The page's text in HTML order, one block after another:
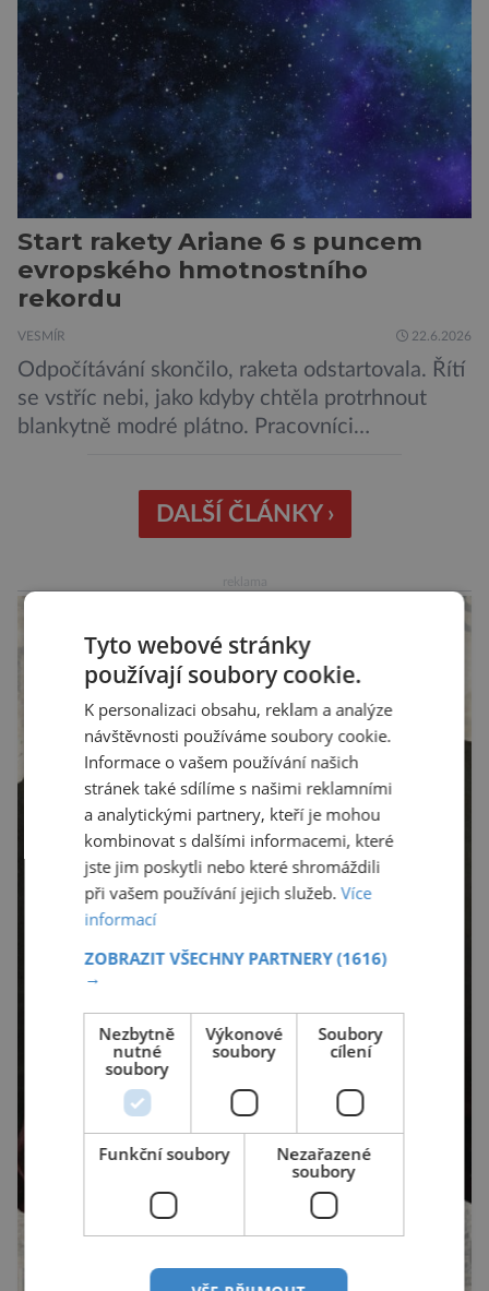
identifikovala organický uhlík v jílovcích z
výchozů, což jsou vyhaslé podzemní lávové
proudy vystupující na povrch, sopky […]
Start rakety Ariane 6 s puncem
evropského hmotnostního
rekordu
VESMÍR 22.6.2026
Odpočítávání skončilo, raketa odstartovala. Řítí
se vstříc nebi, jako kdyby chtěla protrhnout
blankytně modré plátno. Pracovníci
všechno podle plánu, nebo se něco pokazí?
Ariane 6 – tak se nazývá systém nosných raket
sloužit pro účely nejrůznějších vesmírných misí,
DALŠÍ ČLÁNKY ›
reklama
Tyto webové stránky
používají soubory cookie.
K personalizaci obsahu, reklam a analýze
návštěvnosti používáme soubory cookie.
Informace o vašem používání našich
stránek také sdílíme s našimi reklamními
a analytickými partnery, kteří je mohou
kombinovat s dalšími informacemi, které
jste jim poskytli nebo které shromáždili
při vašem používání jejich služeb.Více
informací
ZOBRAZIT VŠECHNY PARTNERY(1616)
→
Nezbytně
nutné
soubory
Výkonové
soubory
Soubory
cílení
Funkční soubory
Nezařazené
soubory